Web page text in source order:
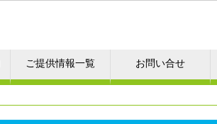
ご提供情報一覧 お問い合せ